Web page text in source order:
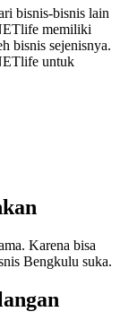
bisnis-bisnis lain
memiliki
bisnis sejenisnya.
untuk
Karena bisa
Bengkulu suka.